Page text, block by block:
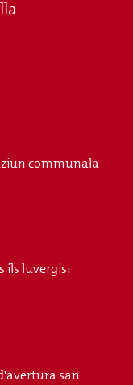
communala
ils luvergis:
san